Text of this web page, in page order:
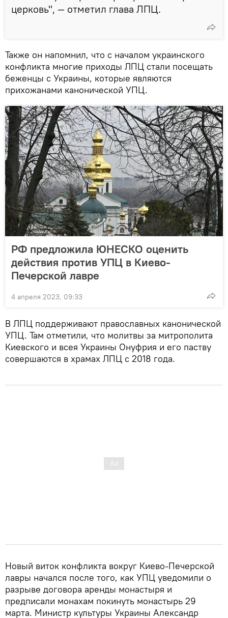
церковь", — отметил глава ЛПЦ.
Также он напомнил, что с началом украинского
конфликта многие приходы ЛПЦ стали посещать
беженцы с Украины, которые являются
прихожанами канонической УПЦ.
РФ предложила ЮНЕСКО оценить
действия против УПЦ в Киево-
Печерской лавре
4 апреля 2023, 09:33
В ЛПЦ поддерживают православных канонической
УПЦ. Там отметили, что молитвы за митрополита
Киевского и всея Украины Онуфрия и его паству
совершаются в храмах ЛПЦ с 2018 года.
Новый виток конфликта вокруг Киево-Печерской
лавры начался после того, как УПЦ уведомили о
разрыве договора аренды монастыря и
предписали монахам покинуть монастырь 29
марта. Министр культуры Украины Александр